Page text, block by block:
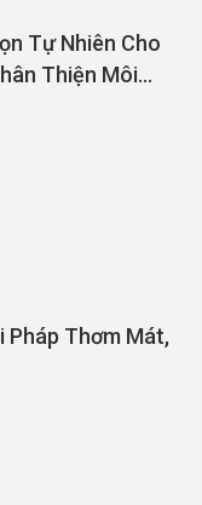
Tự Nhiên Cho
Thiện Môi
Pháp Thơm Mát,